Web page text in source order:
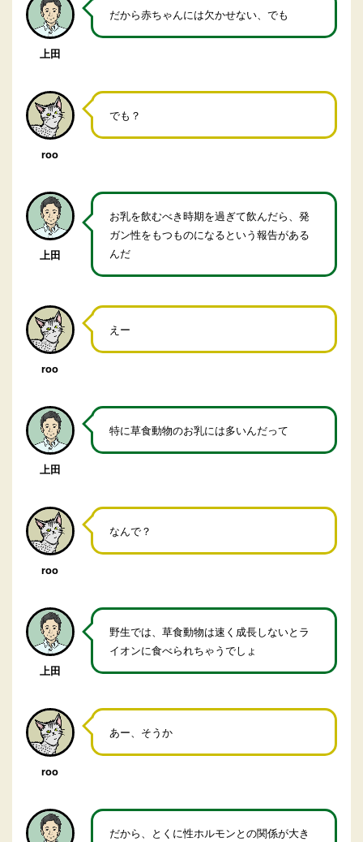
上田
だから赤ちゃんには欠かせない、でも
roo
でも？
上田
お乳を飲むべき時期を過ぎて飲んだら、発
ガン性をもつものになるという報告がある
んだ
roo
えー
上田
特に草食動物のお乳には多いんだって
roo
なんで？
上田
野生では、草食動物は速く成長しないとラ
イオンに食べられちゃうでしょ
roo
あー、そうか
だから、とくに性ホルモンとの関係が大き